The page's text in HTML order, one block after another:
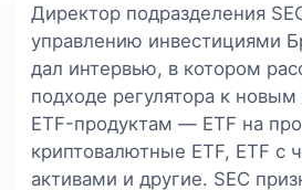
Директор подразделения
управлению инвестициями
дал интервью, в котором
подходе регулятора к
ETF-продуктам — ETF на
криптовалютные ETF, ETF с
активами и другие. SEC